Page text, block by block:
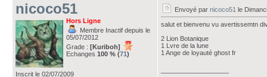
nicoco51
Hors Ligne
Membre Inactif depuis le
05/07/2012
Grade : [Kuriboh]
Echanges 100 % (71)
Inscrit le 02/07/2009
Envoyé par nicoco51 le
salut et bienvenu vu avertissemtn
2 Lion Botanique
1 Lvre de la lune
1 Ange de loyauté ghost fr